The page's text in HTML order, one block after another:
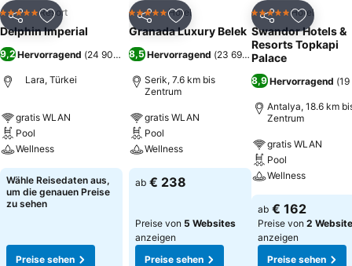
Restaurant, das Lalezar Restaurant oder das Pescador Restaurant,
sorgt auch zu anderen Tageszeiten für das leibliche Wohl. Des
Weiteren gibt es die Patisserie Violet. Ungefähr fünf Gehminuten
sollte man einplanen, um den nächsten Strandabschnitt zu
erreichen.
Teilen Zu Favoriten hinzufügen
5 Sterne Resort
Delphin Imperial
9,2Hervorragend (24 904 Bewertungen)
Lara, Türkei
gratis WLAN
Pool
Wellness
Wähle Reisedaten aus,
um die genauen Preise
zu sehen
Preise sehen
Teilen Zu Favoriten hinzufügen
5 Sterne Hotel
Granada Luxury Belek
8,5Hervorragend (23 697 Bewertungen )
Serik, 7.6 km bis
Zentrum
gratis WLAN
Pool
Wellness
ab € 238
Preise von 5 Websites
anzeigen
Preise sehen
Teilen Zu
5 Sterne Hotel
Swandor Hotels &
Resorts Topkapi
Palace
8,9 Hervorragend (
Antalya, 18.6 km
Zentrum
gratis WLAN
Pool
Wellness
ab € 162
Preise von 2
anzeigen
Preise sehen